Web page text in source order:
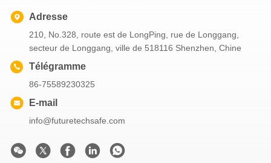
Adresse
210, No.328, route est de LongPing, rue de Longgang,
secteur de Longgang, ville de 518116 Shenzhen, Chine
Télégramme
86-75589230325
E-mail
info@futuretechsafe.com